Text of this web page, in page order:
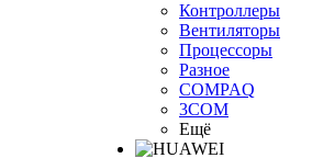
Контроллеры
Вентиляторы
Процессоры
Разное
COMPAQ
3COM
Ещё